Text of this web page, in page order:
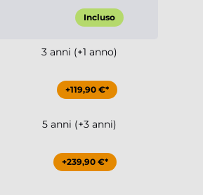
Incluso
3 anni (+1 anno)
+119,90 €*
5 anni (+3 anni)
+239,90 €*